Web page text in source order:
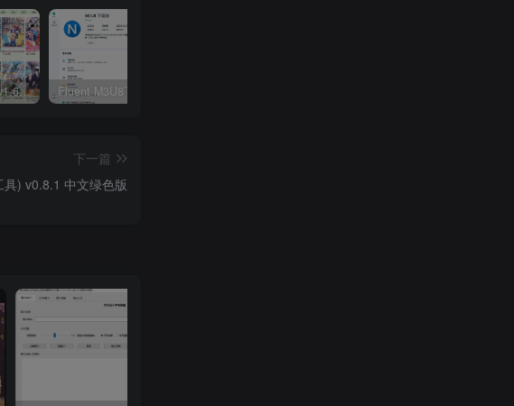
Kazumi番剧采集v1.6.9：支持自定义规则+在线观看+弹幕，跨平台下载
下一篇
) v0.8.1 中文绿色版